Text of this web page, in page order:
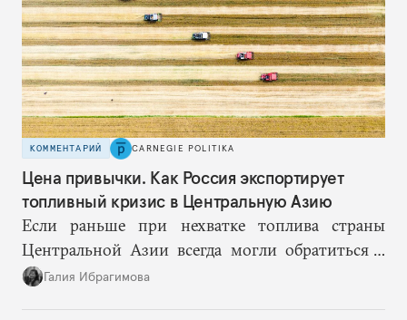
КОММЕНТАРИЙ CARNEGIE POLITIKA
Цена привычки. Как Россия экспортирует
топливный кризис в Центральную Азию
Если раньше при нехватке топлива страны
Центральной Азии всегда могли обратиться к
Москве за дополнительными объемами, то
Галия Ибрагимова